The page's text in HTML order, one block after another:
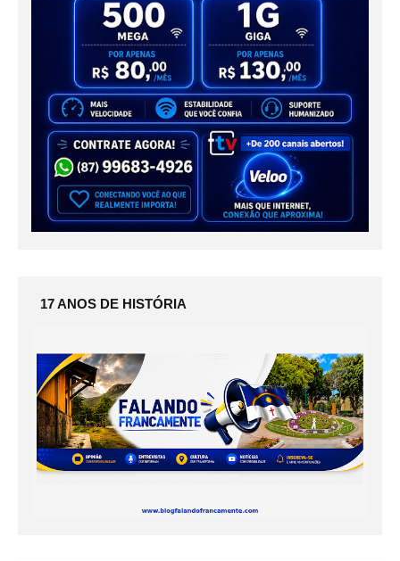
17 ANOS DE HISTÓRIA